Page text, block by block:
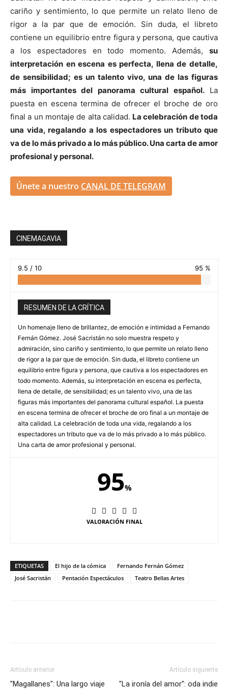
cariño y sentimiento, lo que permite un relato lleno de
rigor a la par que de emoción. Sin duda, el libreto
contiene un equilibrio entre figura y persona, que cautiva
a los espectadores en todo momento. Además, su
interpretación en escena es perfecta, llena de detalle,
de sensibilidad; es un talento vivo, una de las figuras
más importantes del panorama cultural español.La
puesta en escena termina de ofrecer el broche de oro
final a un montaje de alta calidad. La celebración de toda
una vida, regalando a los espectadores un tributo que
va de lo más privado a lo más público. Una carta de amor
profesional y personal.
Únete a nuestro CANAL DE TELEGRAM
CINEMAGAVIA
9.5 / 10 95 %
RESUMEN DE LA CRÍTICA
Un homenaje lleno de brillantez, de emoción e intimidad a Fernando
Fernán Gómez. José Sacristán no solo muestra respeto y
admiración, sino cariño y sentimiento, lo que permite un relato lleno
de rigor a la par que de emoción. Sin duda, el libreto contiene un
equilibrio entre figura y persona, que cautiva a los espectadores en
todo momento. Además, su interpretación en escena es perfecta,
llena de detalle, de sensibilidad; es un talento vivo, una de las
figuras más importantes del panorama cultural español. La puesta
en escena termina de ofrecer el broche de oro final a un montaje de
alta calidad. La celebración de toda una vida, regalando a los
espectadores un tributo que va de lo más privado a lo más público.
Una carta de amor profesional y personal.
95%
VALORACIÓN FINAL
ETIQUETAS El hijo de la cómica
Fernando Fernán Gómez
José Sacristán
Pentación Espectáculos Teatro Bellas Artes
Artículo anterior
"Magallanes": Una largo viaje
Artículo siguiente
"La ironía del amor": oda indie